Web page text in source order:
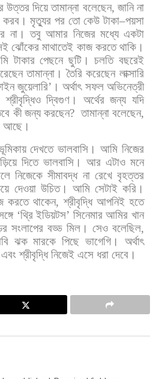
উত্তর দিয়ে তামান্না বলেছেন, জানি না
করব। মৃত্যুর পর তো কেউ টাকা–পয়সা
না। তবু আমার নিজের মধ্যে একটা
ঝোঁকের মাথাতেই কাজ করতে থাকি।
টাকার পেছনে ছুটি। চলতি বছরেই
তামান্না। তৈরি করেছেন লাক্সারি
জুয়েলারি’ । অর্থাৎ সফল অভিনেত্রী
শ্রীবৃদ্ধিও দ্বিগুণ। অর্থের জন্য যদি
কী জন্য করছেন?তামান্না বলেছেন,
আছে।
দেখতে ভালবাসি। আমি নিজের
দিতে ভালবাসি। আর এটাও মনে
নিজেকে সীমাবদ্ধ না রেখে বৃহত্তর
দেওয়া উচিত। আমি সেটাই করি।
করতে থাকেন,শ্রীবৃদ্ধি আপনিই হতে
‘থ্রি ইডিয়টস’ সিনেমার আমির খান
সংলাপের বড্ড মিল। সেও বলেছিল,
ঝক মারকে পিছে ভাগেগি।
অর্থাৎ
এবং শ্রীবৃদ্ধি নিজেই এসে ধরা দেবে।